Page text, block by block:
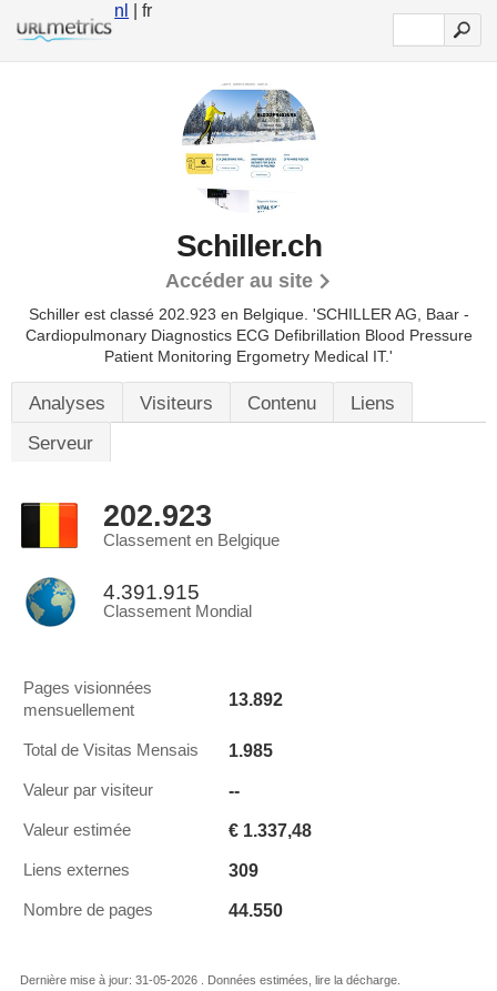
nl | fr
Schiller.ch
Accéder au site
Schiller est classé 202.923 en Belgique. 'SCHILLER AG, Baar -
Cardiopulmonary Diagnostics ECG Defibrillation Blood Pressure
Patient Monitoring Ergometry Medical IT.'
Analyses Visiteurs Contenu
Liens
Serveur
202.923
Classement en Belgique
4.391.915
Classement Mondial
Pages visionnées
mensuellement
13.892
Total de Visitas Mensais 1.985
Valeur par visiteur --
Valeur estimée € 1.337,48
Liens externes 309
Nombre de pages 44.550
Dernière mise à jour: 31-05-2026 . Données estimées, lire la décharge.